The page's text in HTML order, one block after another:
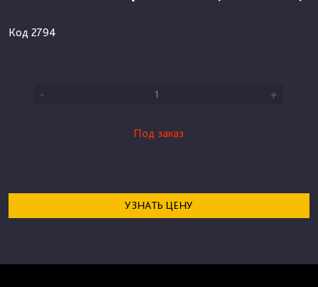
Код 2794
- +
Под заказ
УЗНАТЬ ЦЕНУ